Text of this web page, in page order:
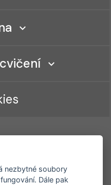
nezbytné soubory
Dále pak